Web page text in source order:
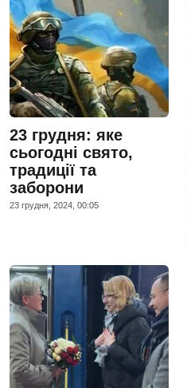
23 грудня: яке
сьогодні свято,
традиції та
заборони
23 грудня, 2024, 00:05